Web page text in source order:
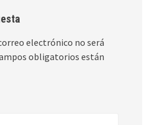
electrónico no será
obligatorios están